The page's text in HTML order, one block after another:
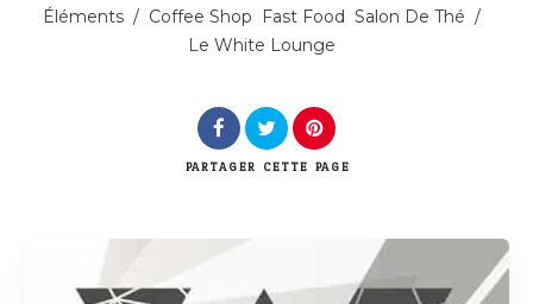
Catégorie
Éléments / Coffee Shop Fast Food Salon De Thé /
Le White Lounge
PARTAGER CETTE PAGE